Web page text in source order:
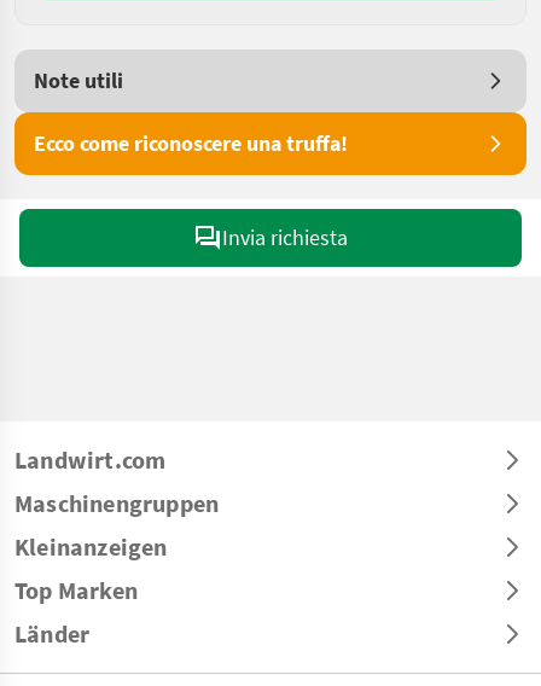
Note utili
Ecco come riconoscere una truffa!
Invia richiesta
Landwirt.com
Maschinengruppen
Kleinanzeigen
Top Marken
Länder